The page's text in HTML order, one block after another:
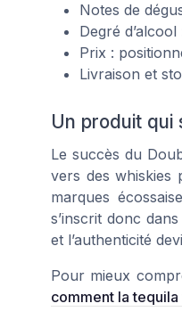
Notes de
Degré
Prix :
Livraison et
Un produit qui
Le succès du
vers des whiskies
marques
s’inscrit donc
et l’authenticité
Pour mieux
comment la tequila